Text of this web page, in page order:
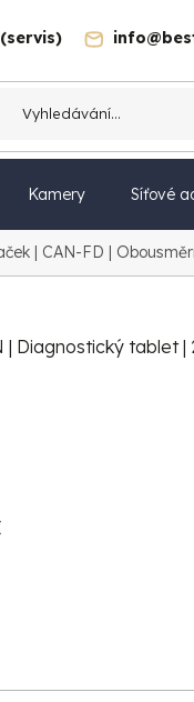
Katalog
Kamery Síťové
| CAN-FD |
| Diagnostický tablet |